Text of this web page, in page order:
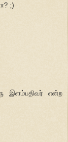
;)
இளம்பதிவர் என்ற